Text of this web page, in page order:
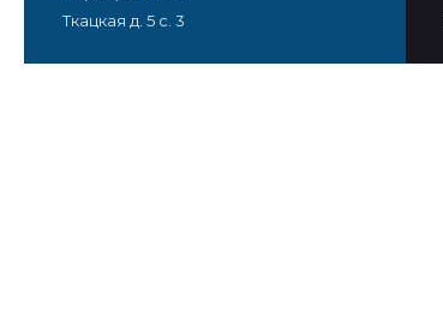
Ткацкая д. 5 с. 3